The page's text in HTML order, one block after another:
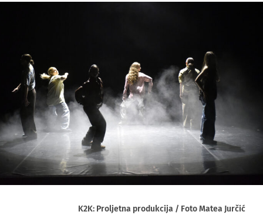
K2K: Proljetna produkcija / Foto Matea Jurčić